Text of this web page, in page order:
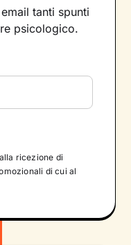
tanti spunti
psicologico.
ricezione di
di cui al